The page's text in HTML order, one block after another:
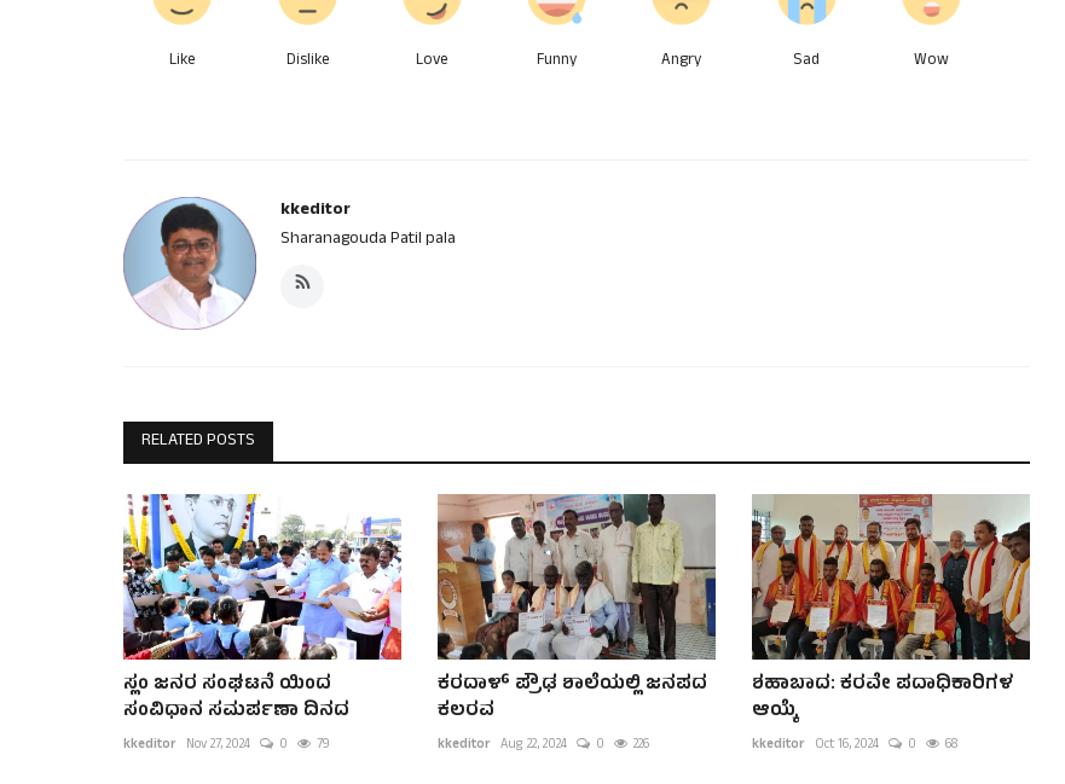
Like Dislike Love Funny Angry Sad Wow
kkeditor
Sharanagouda Patil pala
RELATED POSTS
ಸ್ಲಂ ಜನರ ಸಂಘಟನೆ ಯಿಂದ
ಸಂವಿಧಾನ ಸಮರ್ಪಣಾ ದಿನದ
kkeditor Nov 27, 2024 0 79
ಕರದಾಳ್ ಪ್ರೌಢ ಶಾಲೆಯಲ್ಲಿ ಜನಪದ
ಕಲರವ
kkeditor Aug 22, 2024 0 226
ಶಹಾಬಾದ: ಕರವೇ ಪದಾಧಿಕಾರಿಗಳ
ಆಯ್ಕೆ
kkeditor Oct 16, 2024 0 68